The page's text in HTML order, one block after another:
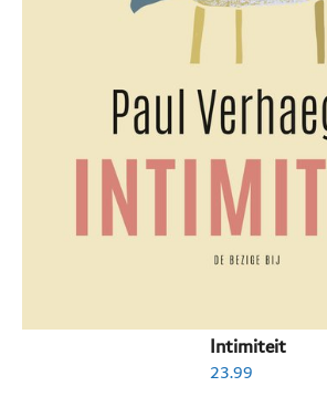
Intimiteit
23.99